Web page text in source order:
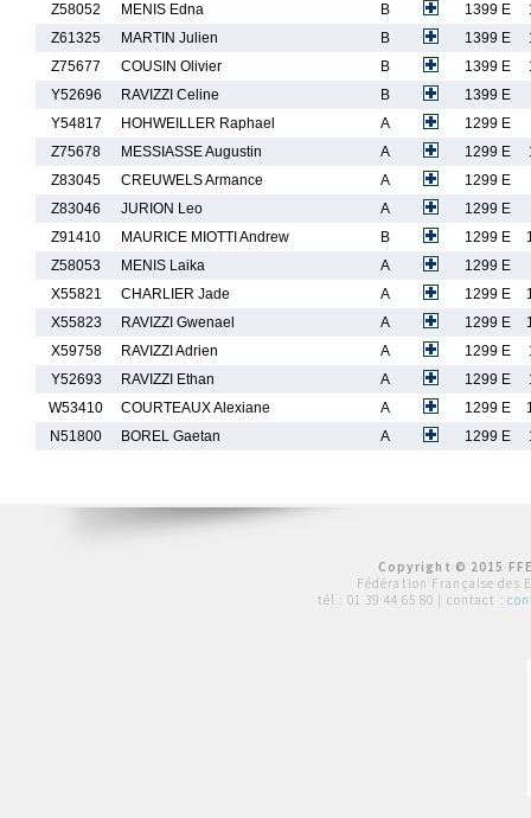
Z58052
MENIS Edna B 1399 E
Z61325
MARTIN Julien B 1399 E
Z75677
COUSIN Olivier B 1399 E
Y52696
RAVIZZI Celine B
1399 E
Y54817
HOHWEILLER Raphael A
1299 E
Z75678
MESSIASSE Augustin A 1299 E
Z83045
CREUWELS Armance A
1299 E
Z83046
JURION Leo A
1299 E
Z91410
MAURICE MIOTTI Andrew B 1299 E
Z58053
MENIS Laika A
1299 E
X55821
CHARLIER Jade A 1299 E
X55823
RAVIZZI Gwenael A 1299 E
X59758
RAVIZZI Adrien A 1299 E
Y52693
RAVIZZI Ethan A 1299 E
W53410
COURTEAUX Alexiane A 1299 E
N51800
BOREL Gaetan A 1299 E
Copyright © 2015
Fédération Française des
tél : 01 39 44 65 80 | contact :